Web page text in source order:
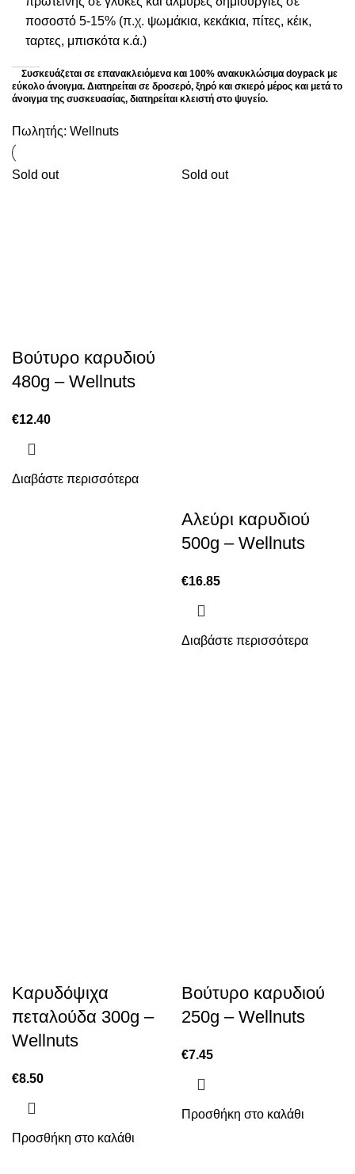
ποσοστό 5-15% (π.χ. ψωμάκια, κεκάκια, πίτες, κέικ,
ταρτες, μπισκότα κ.ά.)
Συσκευάζεται σε επανακλειόμενα και 100% ανακυκλώσιμα doypack με
εύκολο άνοιγμα. Διατηρείται σε δροσερό, ξηρό και σκιερό μέρος και μετά το
άνοιγμα της συσκευασίας, διατηρείται κλειστή στο ψυγείο.
Πωλητής: Wellnuts
Sold out
Βούτυρο καρυδιού
480g – Wellnuts
€12.40
Διαβάστε περισσότερα
Sold out
Αλεύρι καρυδιού
500g – Wellnuts
€16.85
Διαβάστε περισσότερα
Καρυδόψιχα
πεταλούδα 300g –
Wellnuts
€8.50
Προσθήκη στο καλάθι
Βούτυρο καρυδιού
250g – Wellnuts
€7.45
Προσθήκη στο καλάθι